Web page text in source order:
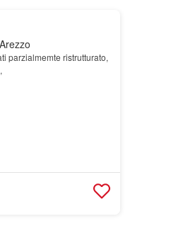
parzialmemte ristrutturato,